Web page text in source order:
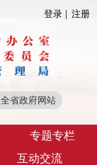
登录 注册
专题专栏
互动交流